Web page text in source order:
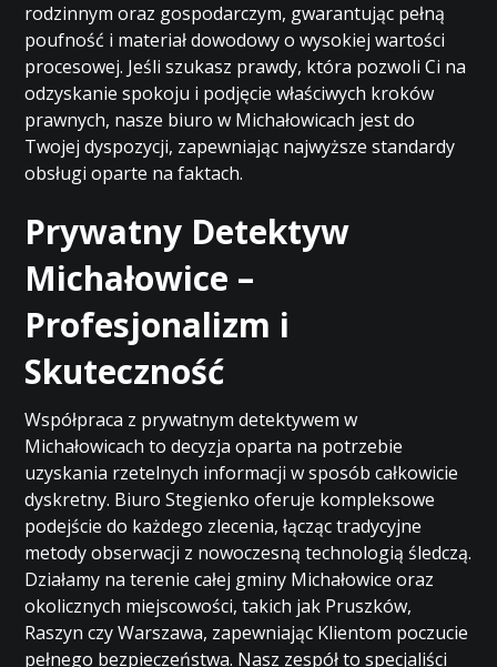
rodzinnym oraz gospodarczym, gwarantując pełną
poufność i materiał dowodowy o wysokiej wartości
procesowej. Jeśli szukasz prawdy, która pozwoli Ci na
odzyskanie spokoju i podjęcie właściwych kroków
prawnych, nasze biuro w Michałowicach jest do
Twojej dyspozycji, zapewniając najwyższe standardy
obsługi oparte na faktach.
Prywatny Detektyw
Michałowice –
Profesjonalizm i
Skuteczność
Współpraca z prywatnym detektywem w
Michałowicach to decyzja oparta na potrzebie
uzyskania rzetelnych informacji w sposób całkowicie
dyskretny. Biuro Stegienko oferuje kompleksowe
podejście do każdego zlecenia, łącząc tradycyjne
metody obserwacji z nowoczesną technologią śledczą.
Działamy na terenie całej gminy Michałowice oraz
okolicznych miejscowości, takich jak Pruszków,
Raszyn czy Warszawa, zapewniając Klientom poczucie
pełnego bezpieczeństwa. Nasz zespół to specjaliści